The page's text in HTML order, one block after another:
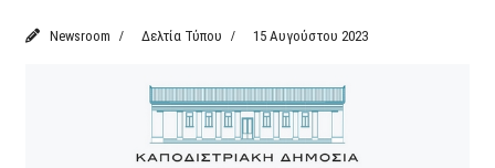
Newsroom Δελτία Τύπου 15 Αυγούστου 2023